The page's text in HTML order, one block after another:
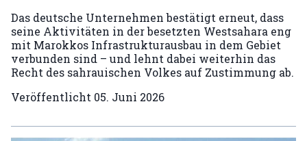
Das deutsche Unternehmen bestätigt erneut, dass
seine Aktivitäten in der besetzten Westsahara eng
mit Marokkos Infrastrukturausbau in dem Gebiet
verbunden sind – und lehnt dabei weiterhin das
Recht des sahrauischen Volkes auf Zustimmung ab.
Veröffentlicht 05. Juni 2026